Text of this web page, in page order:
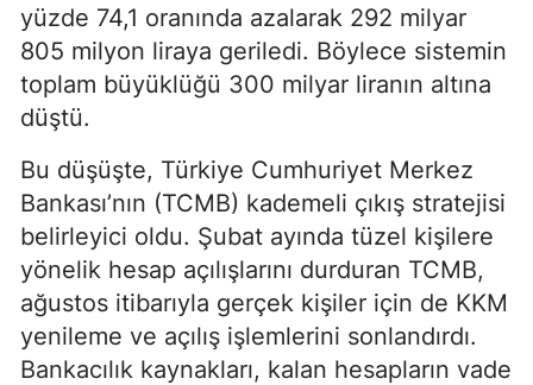
yüzde 74,1 oranında azalarak 292 milyar
805 milyon liraya geriledi. Böylece sistemin
toplam büyüklüğü 300 milyar liranın altına
düştü.
Bu düşüşte, Türkiye Cumhuriyet Merkez
Bankası’nın (TCMB) kademeli çıkış stratejisi
belirleyici oldu. Şubat ayında tüzel kişilere
yönelik hesap açılışlarını durduran TCMB,
ağustos itibarıyla gerçek kişiler için de KKM
yenileme ve açılış işlemlerini sonlandırdı.
Bankacılık kaynakları, kalan hesapların vade